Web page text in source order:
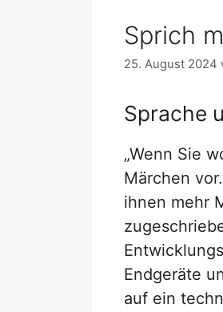
Sprich
25. August 2024
Sprache
„Wenn Sie
Märchen
ihnen mehr
Endgeräte
auf ein